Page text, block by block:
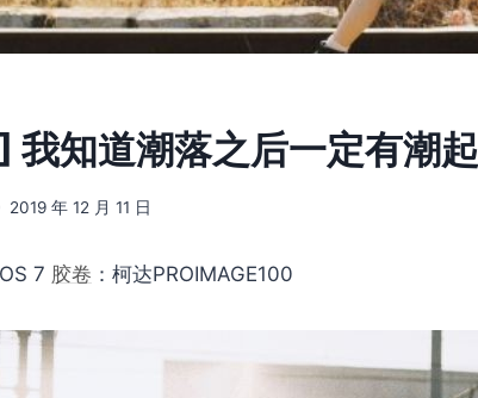
我知道潮落之后一定有潮起
2019 年 12 月 11 日
7 胶卷 ：柯达PROIMAGE100